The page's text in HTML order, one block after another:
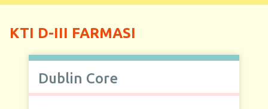
KTI D-III FARMASI
Dublin Core